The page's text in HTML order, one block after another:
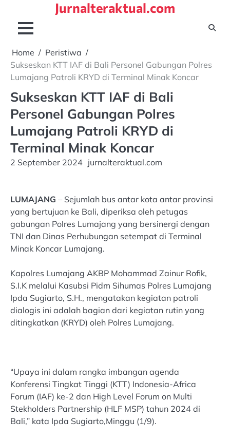
content
Jurnalteraktual.com
Home
Peristiwa
Sukseskan KTT IAF di Bali Personel Gabungan Polres
Lumajang Patroli KRYD di Terminal Minak Koncar
Sukseskan KTT IAF di Bali
Personel Gabungan Polres
Lumajang Patroli KRYD di
Terminal Minak Koncar
2 September 2024 jurnalteraktual.com
LUMAJANG – Sejumlah bus antar kota antar provinsi
yang bertujuan ke Bali, diperiksa oleh petugas
gabungan Polres Lumajang yang bersinergi dengan
TNI dan Dinas Perhubungan setempat di Terminal
Minak Koncar Lumajang.
Kapolres Lumajang AKBP Mohammad Zainur Rofik,
S.I.K melalui Kasubsi Pidm Sihumas Polres Lumajang
Ipda Sugiarto, S.H., mengatakan kegiatan patroli
dialogis ini adalah bagian dari kegiatan rutin yang
ditingkatkan (KRYD) oleh Polres Lumajang.
“Upaya ini dalam rangka imbangan agenda
Konferensi Tingkat Tinggi (KTT) Indonesia-Africa
Forum (IAF) ke-2 dan High Level Forum on Multi
Stekholders Partnership (HLF MSP) tahun 2024 di
Bali,” kata Ipda Sugiarto,Minggu (1/9).